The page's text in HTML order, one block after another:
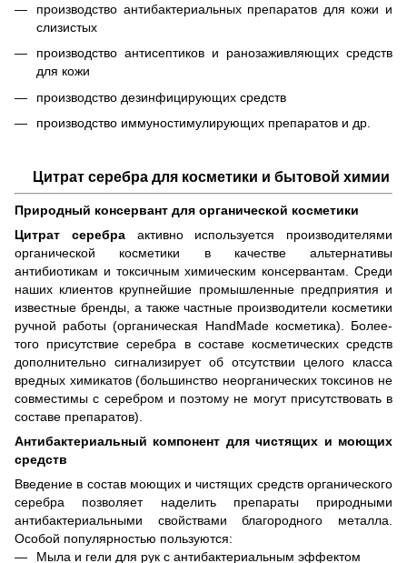
производство антибактериальных препаратов для кожи и
слизистых
производство антисептиков и ранозаживляющих средств
для кожи
производство дезинфицирующих средств
производство иммуностимулирующих препаратов и др.
Цитрат серебра для косметики и бытовой химии
Природный консервант для органической косметики
Цитрат серебраактивно используется производителями
органической косметики в качестве альтернативы
антибиотикам и токсичным химическим консервантам. Среди
наших клиентов крупнейшие промышленные предприятия и
известные бренды, а также частные производители косметики
ручной работы (органическая HandMade косметика). Более-
того присутствие серебра в составе косметических средств
дополнительно сигнализирует об отсутствии целого класса
вредных химикатов (большинство неорганических токсинов не
совместимы с серебром и поэтому не могут присутствовать в
составе препаратов).
Антибактериальный компонент для чистящих и моющих
средств
Введение в состав моющих и чистящих средств органического
серебра позволяет наделить препараты природными
антибактериальными свойствами благородного металла.
Особой популярностью пользуются:
Мыла и гели для рук с антибактериальным эффектом